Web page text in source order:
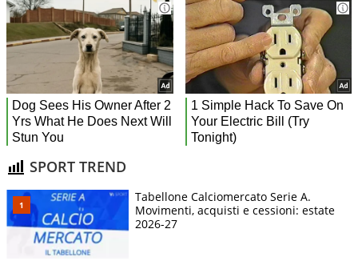
SPORT TREND
Tabellone Calciomercato Serie A.
Movimenti, acquisti e cessioni: estate
2026-27